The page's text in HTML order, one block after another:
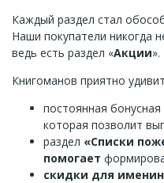
Каждый раздел стал
Наши покупатели никогда
ведь есть раздел «Акции».
Книгоманов приятно
постоянная
которая позволит
раздел «Списки
помогает
скидки для